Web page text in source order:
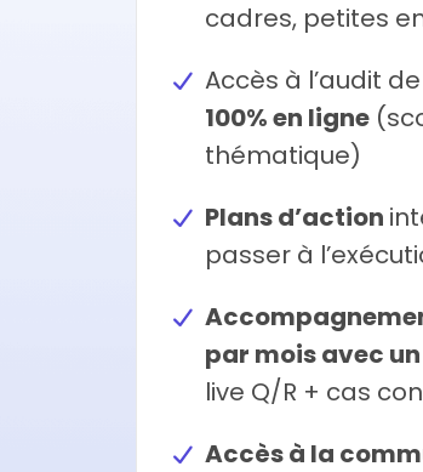
cadres, petites
Accès à l’audit
100% en ligne
thématique)
Plans d’action
passer à
par mois avec
live Q/R + cas
Accès à la